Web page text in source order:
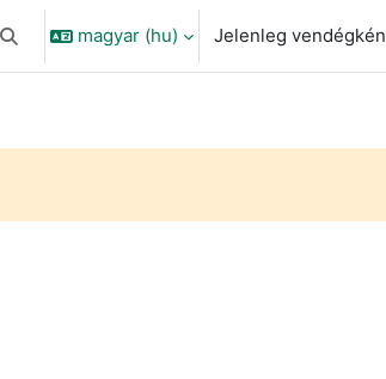
Keresési bemeneti adatok váltása
magyar ‎(hu)‎ Jelenleg